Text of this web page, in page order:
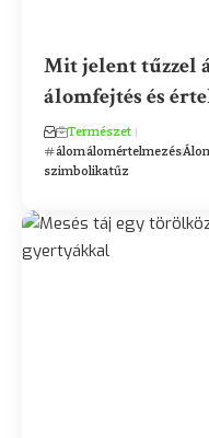
Mit jelent tűzzel
álomfejtés és
Természet
álomálomértelmezés
szimbolikatűz